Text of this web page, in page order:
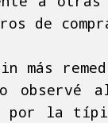
de
más
observé
por la